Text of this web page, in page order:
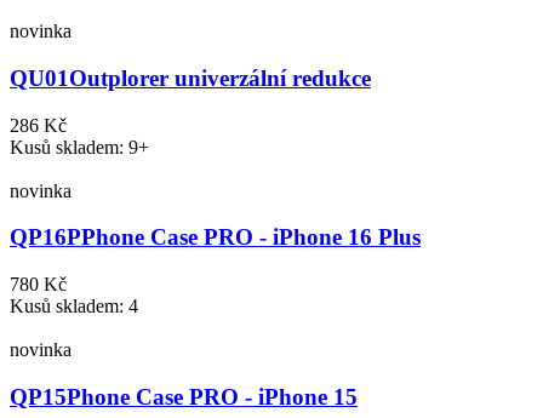
novinka
QU01Outplorer univerzální redukce
286 Kč
Kusů skladem: 9+
novinka
QP16PPhone Case PRO - iPhone 16 Plus
780 Kč
Kusů skladem: 4
novinka
QP15Phone Case PRO - iPhone 15